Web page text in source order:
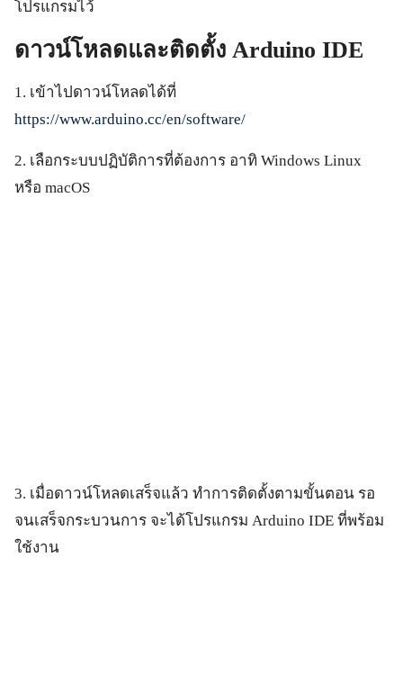
โปรแกรมไว้
ดาวน์โหลดและติดตั้ง Arduino IDE
1. เข้าไปดาวน์โหลดได้ที่
https://www.arduino.cc/en/software/
2. เลือกระบบปฏิบัติการที่ต้องการ อาทิ Windows Linux
หรือ macOS
3. เมื่อดาวน์โหลดเสร็จแล้ว ทำการติดตั้งตามขั้นตอน รอ
จนเสร็จกระบวนการ จะได้โปรแกรม Arduino IDE ที่พร้อม
ใช้งาน